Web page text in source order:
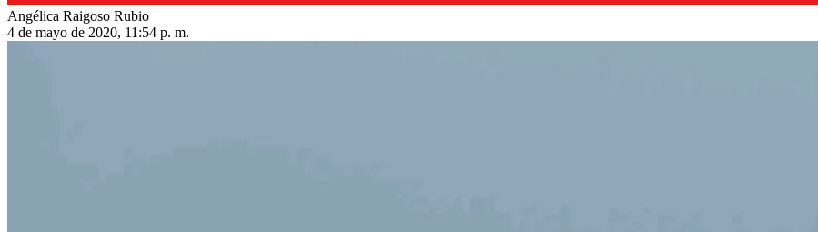
Angélica Raigoso Rubio
4 de mayo de 2020, 11:54 p. m.